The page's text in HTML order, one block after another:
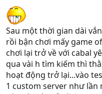
t
e
r
Sau một thời gian dài
rồi bận chơi mấy game
chơi lại trở về với cabal
qua vài h tìm kiếm thì
hoạt động trở lại...vào
1 custom server như